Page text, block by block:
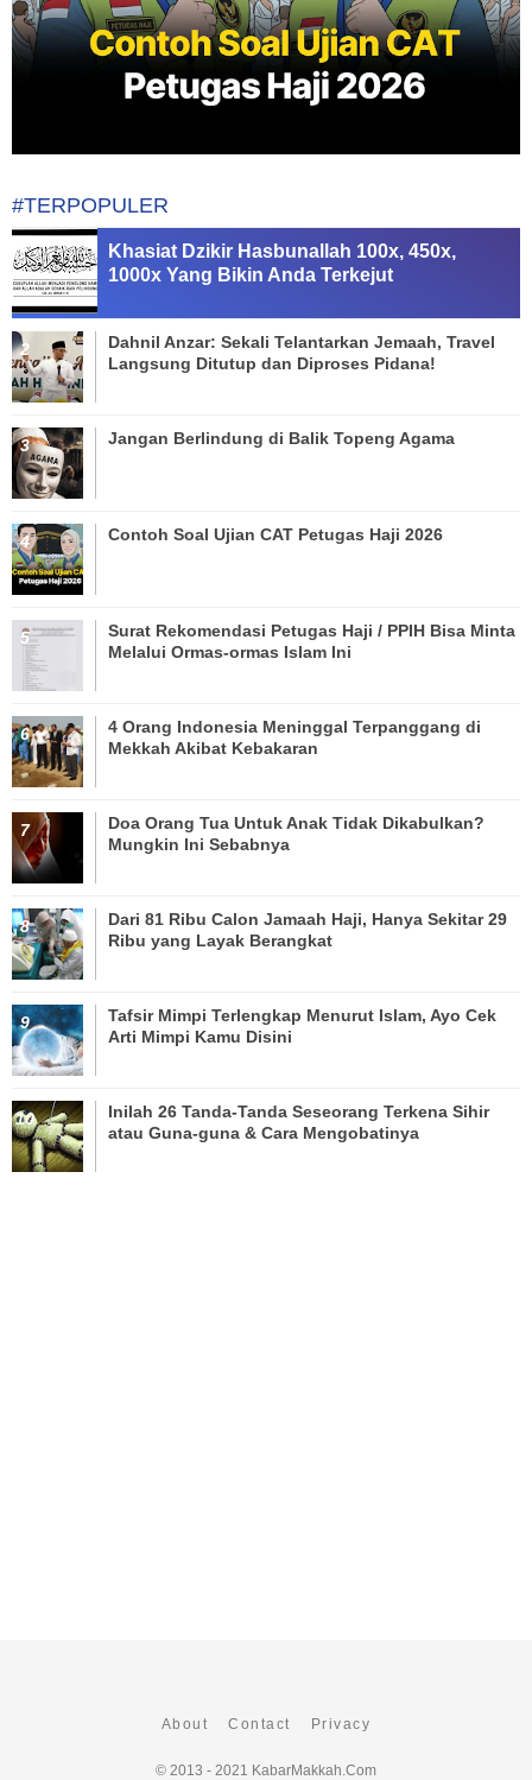
#TERPOPULER
Khasiat Dzikir Hasbunallah 100x, 450x,
1000x Yang Bikin Anda Terkejut
Dahnil Anzar: Sekali Telantarkan Jemaah, Travel
Langsung Ditutup dan Diproses Pidana!
Jangan Berlindung di Balik Topeng Agama
Contoh Soal Ujian CAT Petugas Haji 2026
Surat Rekomendasi Petugas Haji / PPIH Bisa Minta
Melalui Ormas-ormas Islam Ini
4 Orang Indonesia Meninggal Terpanggang di
Mekkah Akibat Kebakaran
Doa Orang Tua Untuk Anak Tidak Dikabulkan?
Mungkin Ini Sebabnya
Dari 81 Ribu Calon Jamaah Haji, Hanya Sekitar 29
Ribu yang Layak Berangkat
Tafsir Mimpi Terlengkap Menurut Islam, Ayo Cek
Arti Mimpi Kamu Disini
Inilah 26 Tanda-Tanda Seseorang Terkena Sihir
atau Guna-guna & Cara Mengobatinya
About Contact Privacy
© 2013 - 2021 KabarMakkah.Com